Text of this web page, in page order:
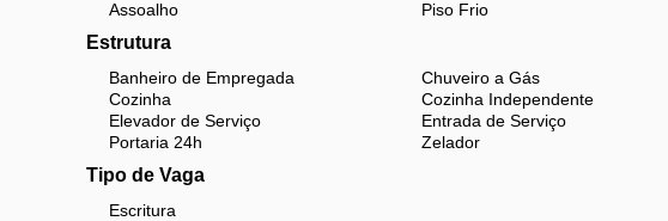
Assoalho Piso Frio
Estrutura
Banheiro de Empregada Chuveiro a Gás
Cozinha
Cozinha Independente
Elevador de Serviço
Entrada de Serviço
Portaria 24h
Zelador
Tipo de Vaga
Escritura